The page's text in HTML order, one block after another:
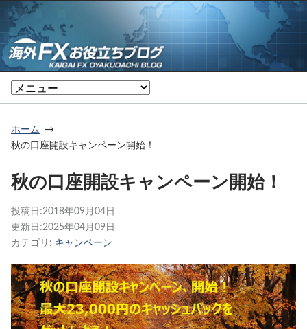
ホーム
秋の口座開設キャンペーン開始！
秋の口座開設キャンペーン開始！
投稿日:2018年09月04日
更新日:2025年04月09日
カテゴリ: キャンペーン